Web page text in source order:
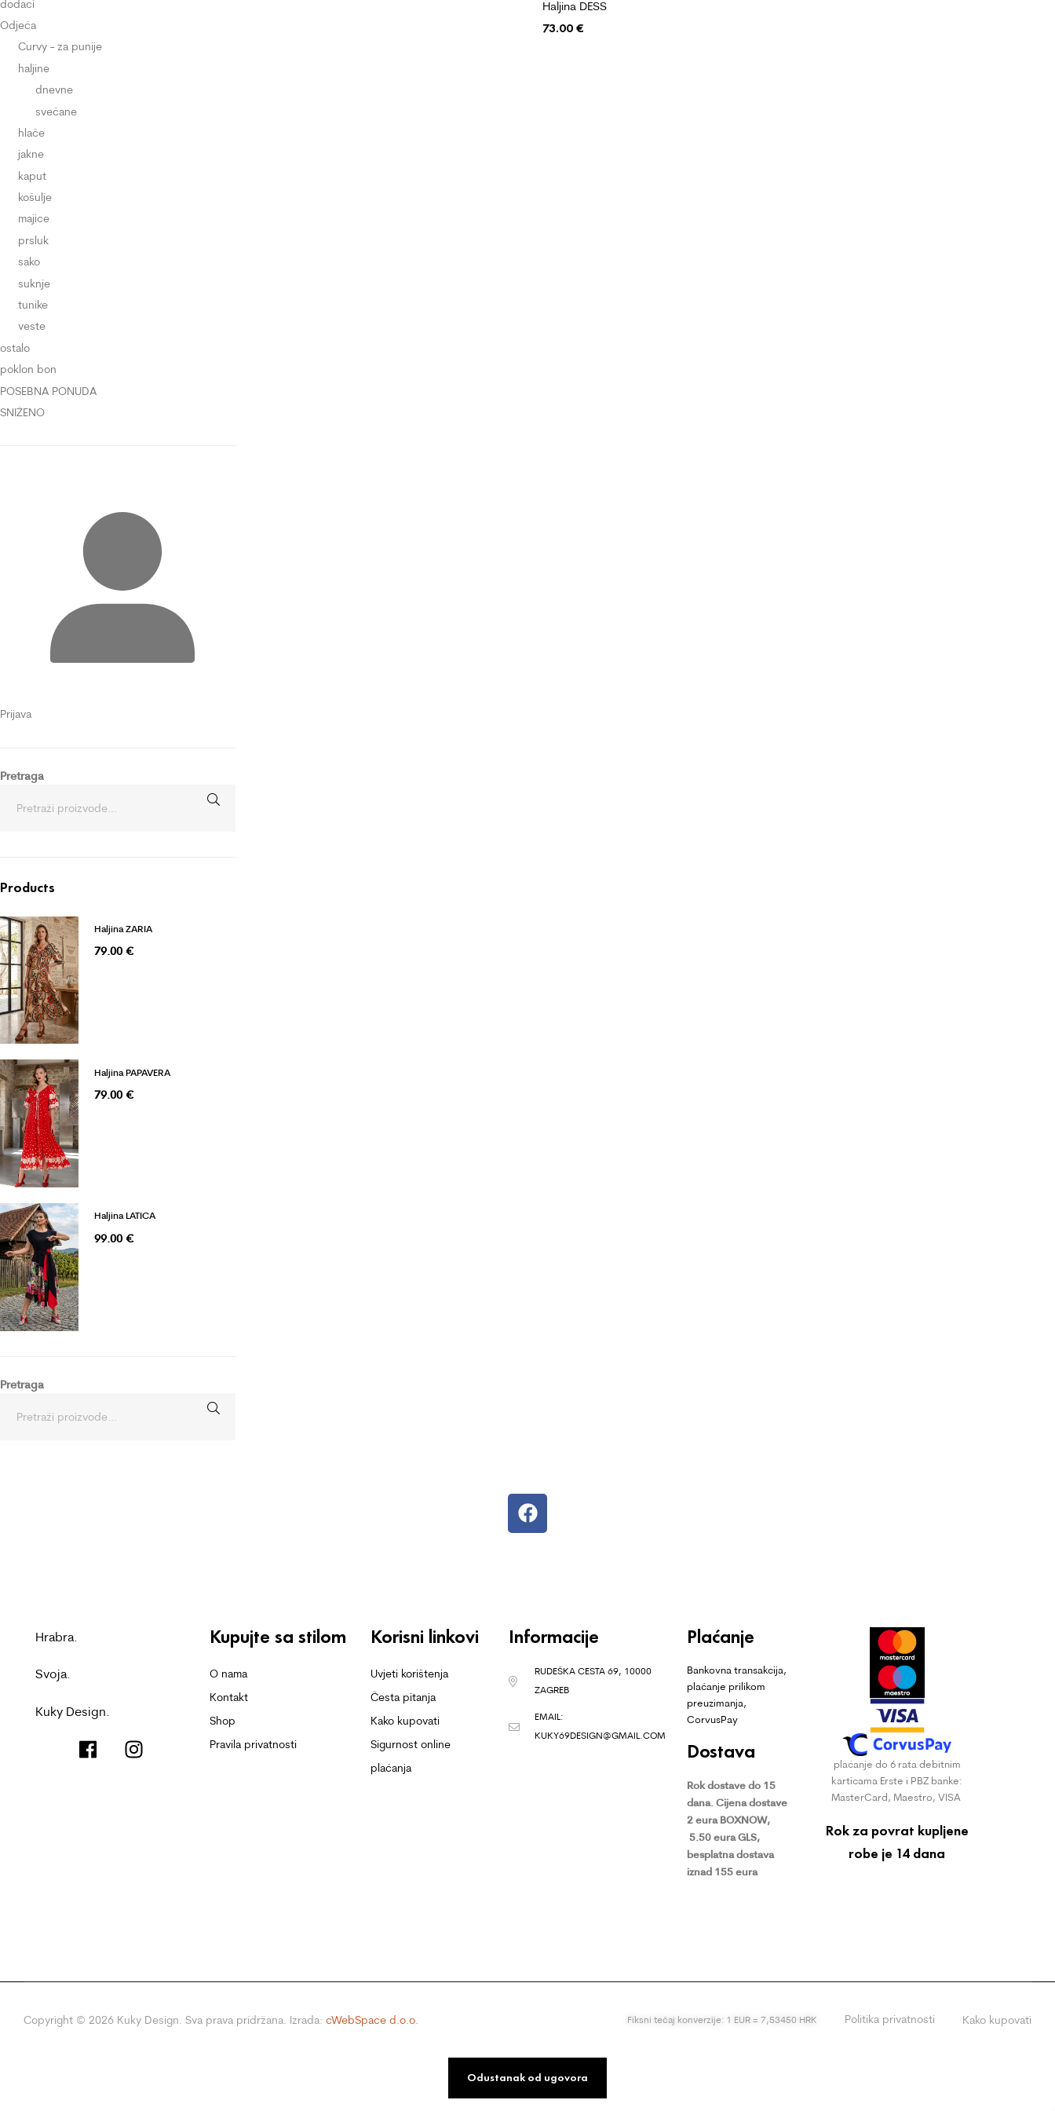
Haljina DESS
73.00€
dodaci
Odjeća
Curvy - za punije
haljine
dnevne
svečane
hlače
jakne
kaput
košulje
majice
prsluk
sako
suknje
tunike
veste
ostalo
poklon bon
POSEBNA PONUDA
SNIŽENO
Prijava
Pretraga
Products
Haljina ZARIA
79.00 €
Haljina PAPAVERA
79.00 €
Haljina LATICA
99.00 €
Pretraga
Hrabra.
Svoja.
Kuky Design.
Kupujte sa stilom
O nama
Kontakt
Shop
Pravila privatnosti
Korisni linkovi
Uvjeti korištenja
Česta pitanja
Kako kupovati
Sigurnost online
plaćanja
Informacije
RUDEŠKA CESTA 69, 10000
ZAGREB
EMAIL:
KUKY69DESIGN@GMAIL.COM
Plaćanje
Bankovna transakcija,
plaćanje prilikom
preuzimanja,
CorvusPay
Dostava
Rok dostave do 15
dana. Cijena dostave
2 eura BOXNOW,
5.50 eura GLS,
besplatna dostava
iznad 155 eura
plaćanje do 6 rata debitnim
karticama Erste i PBZ banke:
MasterCard, Maestro, VISA
Rok za povrat kupljene
robe je 14 dana
Copyright © 2026 Kuky Design. Sva prava pridržana. Izrada: cWebSpace d.o.o. Fiksni tečaj konverzije: 1 EUR = 7,53450 HRK Politika privatnosti Kako kupovati
Odustanak od ugovora